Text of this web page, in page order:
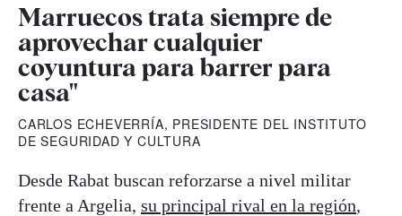
Marruecos trata siempre de
aprovechar cualquier
coyuntura para barrer para
casa"
CARLOS ECHEVERRÍA, PRESIDENTE DEL INSTITUTO
DE SEGURIDAD Y CULTURA
Desde Rabat buscan reforzarse a nivel militar
frente a Argelia, su principal rival en la región,